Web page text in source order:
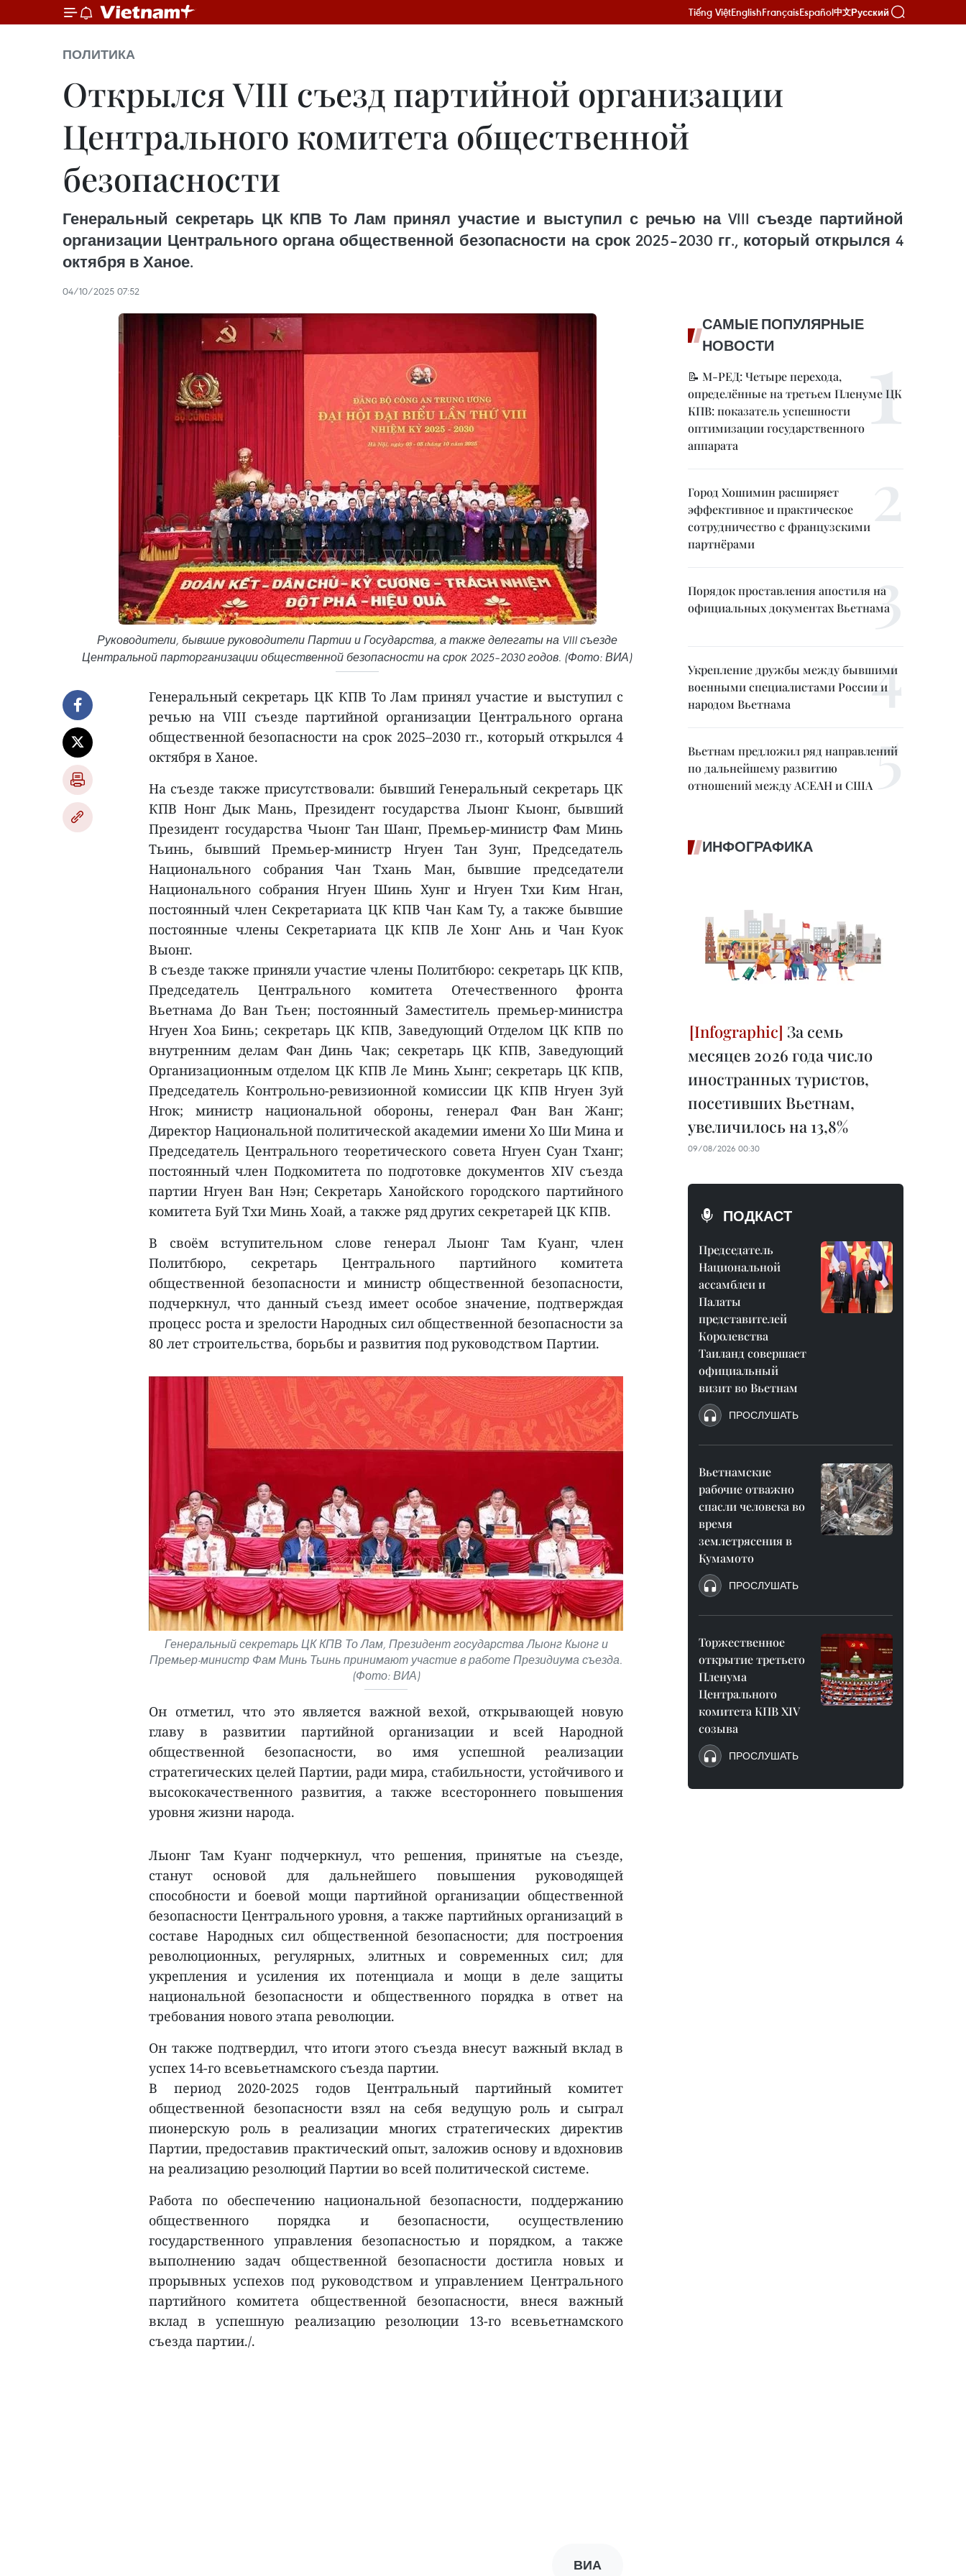
Tiếng ViệtEnglishFrançaisEspañol中文Русский
ПОЛИТИКА
Открылся VIII съезд партийной организации
Центрального комитета общественной
безопасности
Генеральный секретарь ЦК КПВ То Лам принял участие и выступил с речью на VIII съезде партийной
организации Центрального органа общественной безопасности на срок 2025–2030 гг., который открылся 4
октября в Ханое.
04/10/2025 07:52
Руководители, бывшие руководители Партии и Государства, а также делегаты на VIII съезде
Центральной парторганизации общественной безопасности на срок 2025–2030 годов. (Фото: ВИА)
Генеральный секретарь ЦК КПВ То Лам принял участие и выступил с
речью на VIII съезде партийной организации Центрального органа
общественной безопасности на срок 2025–2030 гг., который открылся 4
октября в Ханое.
На съезде также присутствовали: бывший Генеральный секретарь ЦК
КПВ Нонг Дык Мань, Президент государства Лыонг Кыонг, бывший
Президент государства Чыонг Тан Шанг, Премьер-министр Фам Минь
Тьинь, бывший Премьер-министр Нгуен Тан Зунг, Председатель
Национального собрания Чан Тхань Ман, бывшие председатели
Национального собрания Нгуен Шинь Хунг и Нгуен Тхи Ким Нган,
постоянный член Секретариата ЦК КПВ Чан Кам Ту, а также бывшие
постоянные члены Секретариата ЦК КПВ Ле Хонг Ань и Чан Куок
Выонг.
В съезде также приняли участие члены Политбюро: секретарь ЦК КПВ,
Председатель Центрального комитета Отечественного фронта
Вьетнама До Ван Тьен; постоянный Заместитель премьер-министра
Нгуен Хоа Бинь; секретарь ЦК КПВ, Заведующий Отделом ЦК КПВ по
внутренним делам Фан Динь Чак; секретарь ЦК КПВ, Заведующий
Организационным отделом ЦК КПВ Ле Минь Хынг; секретарь ЦК КПВ,
Председатель Контрольно-ревизионной комиссии ЦК КПВ Нгуен Зуй
Нгок; министр национальной обороны, генерал Фан Ван Жанг;
Директор Национальной политической академии имени Хо Ши Мина и
Председатель Центрального теоретического совета Нгуен Суан Тханг;
постоянный член Подкомитета по подготовке документов XIV съезда
партии Нгуен Ван Нэн; Секретарь Ханойского городского партийного
комитета Буй Тхи Минь Хоай, а также ряд других секретарей ЦК КПВ.
В своём вступительном слове генерал Лыонг Там Куанг, член
Политбюро, секретарь Центрального партийного комитета
общественной безопасности и министр общественной безопасности,
подчеркнул, что данный съезд имеет особое значение, подтверждая
процесс роста и зрелости Народных сил общественной безопасности за
80 лет строительства, борьбы и развития под руководством Партии.
Генеральный секретарь ЦК КПВ То Лам, Президент государства Лыонг Кыонг и
Премьер-министр Фам Минь Тьинь принимают участие в работе Президиума съезда.
(Фото: ВИА)
Он отметил, что это является важной вехой, открывающей новую
главу в развитии партийной организации и всей Народной
общественной безопасности, во имя успешной реализации
стратегических целей Партии, ради мира, стабильности, устойчивого и
высококачественного развития, а также всестороннего повышения
уровня жизни народа.
Лыонг Там Куанг подчеркнул, что решения, принятые на съезде,
станут основой для дальнейшего повышения руководящей
способности и боевой мощи партийной организации общественной
безопасности Центрального уровня, а также партийных организаций в
составе Народных сил общественной безопасности; для построения
революционных, регулярных, элитных и современных сил; для
укрепления и усиления их потенциала и мощи в деле защиты
национальной безопасности и общественного порядка в ответ на
требования нового этапа революции.
Он также подтвердил, что итоги этого съезда внесут важный вклад в
успех 14-го всевьетнамского съезда партии.
В период 2020-2025 годов Центральный партийный комитет
общественной безопасности взял на себя ведущую роль и сыграл
пионерскую роль в реализации многих стратегических директив
Партии, предоставив практический опыт, заложив основу и вдохновив
на реализацию резолюций Партии во всей политической системе.
Работа по обеспечению национальной безопасности, поддержанию
общественного порядка и безопасности, осуществлению
государственного управления безопасностью и порядком, а также
выполнению задач общественной безопасности достигла новых и
прорывных успехов под руководством и управлением Центрального
партийного комитета общественной безопасности, внеся важный
вклад в успешную реализацию резолюции 13-го всевьетнамского
съезда партии./.
ВИА
САМЫЕ ПОПУЛЯРНЫЕ
НОВОСТИ
📝 М-РЕД: Четыре перехода,
определённые на третьем Пленуме ЦК
КПВ: показатель успешности
оптимизации государственного
аппарата
Город Хошимин расширяет
эффективное и практическое
сотрудничество с французскими
партнёрами
Порядок проставления апостиля на
официальных документах Вьетнама
Укрепление дружбы между бывшими
военными специалистами России и
народом Вьетнама
Вьетнам предложил ряд направлений
по дальнейшему развитию
отношений между АСЕАН и США
ИНФОГРАФИКА
За семь
месяцев 2026 года число
иностранных туристов,
посетивших Вьетнам,
увеличилось на 13,8%
09/08/2026 00:30
ПОДКАСТ
Председатель
Национальной
ассамблеи и
Палаты
представителей
Королевства
Таиланд совершает
официальный
визит во Вьетнам
ПРОСЛУШАТЬ
Вьетнамские
рабочие отважно
спасли человека во
время
землетрясения в
Кумамото
ПРОСЛУШАТЬ
Торжественное
открытие третьего
Пленума
Центрального
комитета КПВ XIV
созыва
ПРОСЛУШАТЬ